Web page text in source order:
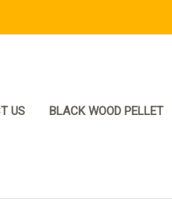
US BLACK WOOD PELLET